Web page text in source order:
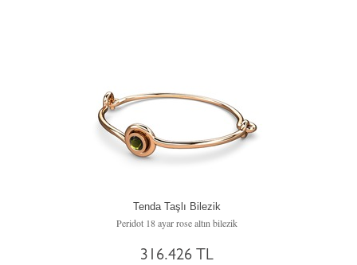
Tenda Taşlı Bilezik
Peridot 18 ayar rose altın bilezik
316.426 TL